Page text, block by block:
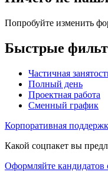
Попробуйте изменить
Быстрые
Частичная
Полный день
Проектная работа
Сменный график
Корпоративная
Какой соцпакет вы
Оформляйте кандидатов